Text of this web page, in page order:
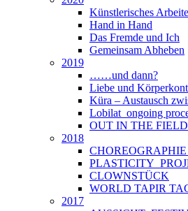
Künstlerisches
Hand in Hand
Das Fremde und Ich
Gemeinsam Abheben
2019
……und dann?
Liebe und
Küra – Austausch
Lobilat_ongoing
OUT IN THE
2018
CLOWNSTÜCK
WORLD TAPIR
2017